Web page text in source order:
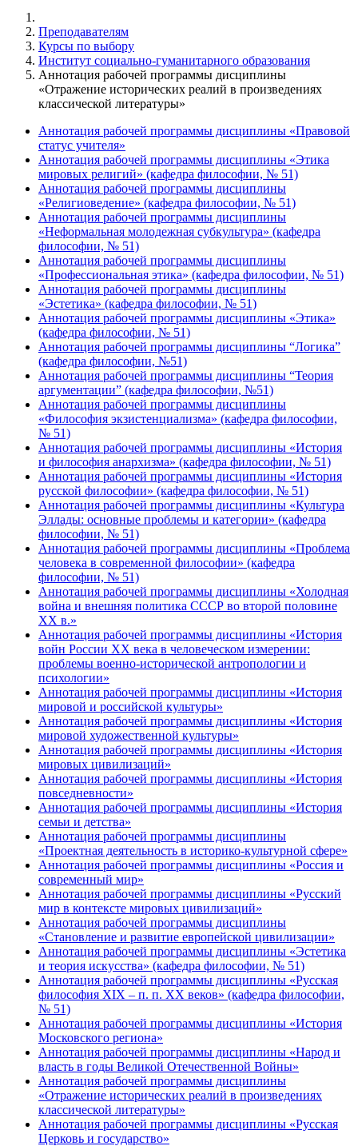
Преподавателям
Курсы по выбору
Институт социально-гуманитарного образования
Аннотация рабочей программы дисциплины
«Отражение исторических реалий в произведениях
классической литературы»
Аннотация рабочей программы дисциплины «Правовой
статус учителя»
Аннотация рабочей программы дисциплины «Этика
мировых религий» (кафедра философии, № 51)
Аннотация рабочей программы дисциплины
«Религиоведение» (кафедра философии, № 51)
Аннотация рабочей программы дисциплины
«Неформальная молодежная субкультура» (кафедра
философии, № 51)
Аннотация рабочей программы дисциплины
«Профессиональная этика» (кафедра философии, № 51)
Аннотация рабочей программы дисциплины
«Эстетика» (кафедра философии, № 51)
Аннотация рабочей программы дисциплины «Этика»
(кафедра философии, № 51)
Аннотация рабочей программы дисциплины “Логика”
(кафедра философии, №51)
Аннотация рабочей программы дисциплины “Теория
аргументации” (кафедра философии, №51)
Аннотация рабочей программы дисциплины
«Философия экзистенциализма» (кафедра философии,
№ 51)
Аннотация рабочей программы дисциплины «История
и философия анархизма» (кафедра философии, № 51)
Аннотация рабочей программы дисциплины «История
русской философии» (кафедра философии, № 51)
Аннотация рабочей программы дисциплины «Культура
Эллады: основные проблемы и категории» (кафедра
философии, № 51)
Аннотация рабочей программы дисциплины «Проблема
человека в современной философии» (кафедра
философии, № 51)
Аннотация рабочей программы дисциплины «Холодная
война и внешняя политика СССР во второй половине
ХХ в.»
Аннотация рабочей программы дисциплины «История
войн России ХХ века в человеческом измерении:
проблемы военно-исторической антропологии и
психологии»
Аннотация рабочей программы дисциплины «История
мировой и российской культуры»
Аннотация рабочей программы дисциплины «История
мировой художественной культуры»
Аннотация рабочей программы дисциплины «История
мировых цивилизаций»
Аннотация рабочей программы дисциплины «История
повседневности»
Аннотация рабочей программы дисциплины «История
семьи и детства»
Аннотация рабочей программы дисциплины
«Проектная деятельность в историко-культурной сфере»
Аннотация рабочей программы дисциплины «Россия и
современный мир»
Аннотация рабочей программы дисциплины «Русский
мир в контексте мировых цивилизаций»
Аннотация рабочей программы дисциплины
«Становление и развитие европейской цивилизации»
Аннотация рабочей программы дисциплины «Эстетика
и теория искусства» (кафедра философии, № 51)
Аннотация рабочей программы дисциплины «Русская
философия XIX – п. п. XX веков» (кафедра философии,
№ 51)
Аннотация рабочей программы дисциплины «История
Московского региона»
Аннотация рабочей программы дисциплины «Народ и
власть в годы Великой Отечественной Войны»
Аннотация рабочей программы дисциплины
«Отражение исторических реалий в произведениях
классической литературы»
Аннотация рабочей программы дисциплины «Русская
Церковь и государство»